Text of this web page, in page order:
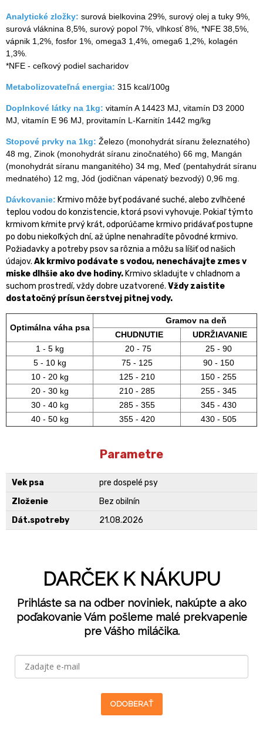
Analytické zložky: surová bielkovina 29%, surový olej a tuky 9%,
surová vláknina 8,5%, surový popol 7%, vlhkosť 8%, *NFE 38,5%,
vápnik 1,2%, fosfor 1%, omega3 1,4%, omega6 1,2%, kolagén
1,3%.
*NFE - ceľkový podiel sacharidov
Metabolizovateľná energia: 315 kcal/100g
Doplnkové látky na 1kg: vitamín A 14423 MJ, vitamín D3 2000
MJ, vitamín E 96 MJ, provitamín L-Karnitín 1442 mg/kg
Stopové prvky na 1kg: Železo (monohydrát síranu železnatého)
48 mg, Zinok (monohydrát síranu zinočnatého) 66 mg, Mangán
(monohydrát síranu manganitého) 34 mg, Meď (pentahydrát síranu
mednatého) 12 mg, Jód (jodičnan vápenatý bezvodý) 0,96 mg.
Dávkovanie: Krmivo môže byť podávané suché, alebo zvlhčené
teplou vodou do konzistencie, ktorá psovi vyhovuje. Pokiaľ týmto
krmivom kŕmite prvý krát, odporúčame krmivo pridávať postupne
po dobu niekoľkých dní, až úplne nenahradíte pôvodné krmivo.
Požiadavky a potreby psov sa rôznia a môžu sa líšiť od našich
údajov. Ak krmivo podávate s vodou, nenechávajte zmes v
miske dlhšie ako dve hodiny. Krmivo skladujte v chladnom a
suchom prostredí, vždy dobre uzatvorené. Vždy zaistite
dostatočný prísun čerstvej pitnej vody.
Optimálna váha psa
Gramov na deň
CHUDNUTIE
UDRŽIAVANIE
1 - 5 kg
20 - 75
25 - 90
5 - 10 kg
75 - 125
90 - 150
10 - 20 kg
125 - 210
150 - 255
20 - 30 kg
210 - 285
255 - 345
30 - 40 kg
285 - 355
345 - 430
40 - 50 kg
355 - 420 430 - 505
Parametre
Vek psa
pre dospelé psy
Zloženie
Bez obilnín
Dát.spotreby
21.08.2026
DARČEK K NÁKUPU
Prihláste sa na odber noviniek, nakúpte a ako
poďakovanie Vám pošleme malé prekvapenie
pre Vášho miláčika.
ODOBERAŤ